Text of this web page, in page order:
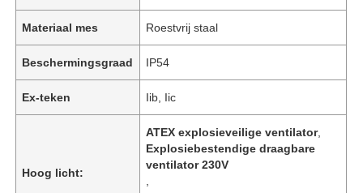
Materiaal mes Roestvrij staal
Beschermingsgraad IP54
Ex-teken Iib, Iic
Hoog licht:
ATEX explosieveilige ventilator,
Explosiebestendige draagbare
ventilator 230V